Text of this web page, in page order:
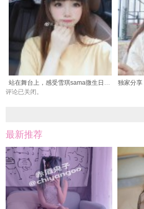
站在舞台上，感受雪琪sama微生日图包中的自在与自信
评论已关闭。
最新推荐